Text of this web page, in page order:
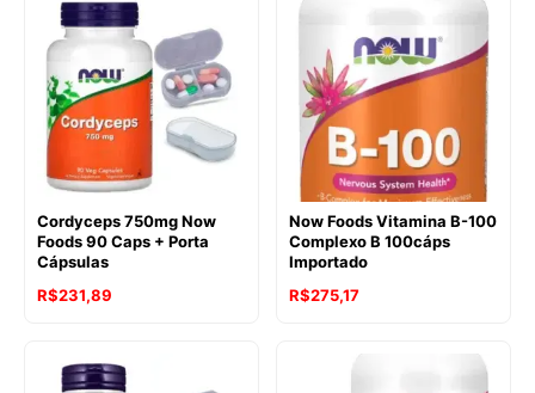
Cordyceps 750mg Now
Foods 90 Caps + Porta
Cápsulas
R$231,89
Now Foods Vitamina B-100
Complexo B 100cáps
Importado
R$275,17